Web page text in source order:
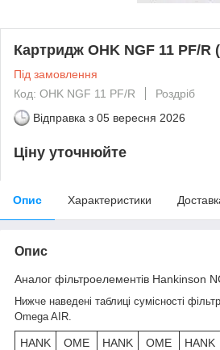
Картридж OHK NGF 11 PF/R
Під замовлення
Код: OHK NGF 11 PF/R
Роздріб
Відправка з 05 вересня 2026
Ціну уточнюйте
Опис Характеристики
Опис
Аналог фільтроелементів Hankinson
Нижче наведені таблиці сумісності
Omega AIR.
HANK
OME
HANK
OME
HANK